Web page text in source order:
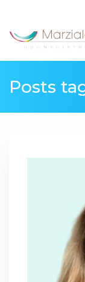
Posts